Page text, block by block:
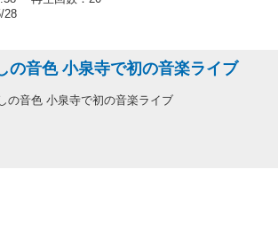
28
の音色 小泉寺で初の音楽ライブ
の音色 小泉寺で初の音楽ライブ